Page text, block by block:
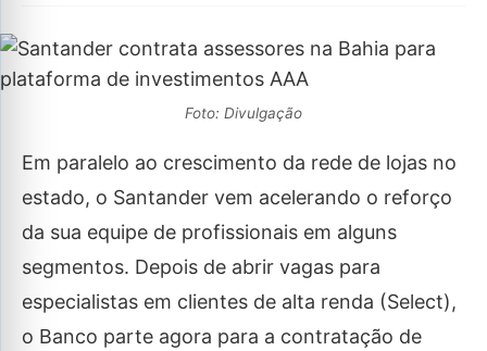
Foto: Divulgação
Em paralelo ao crescimento da rede de lojas no
estado, o Santander vem acelerando o reforço
da sua equipe de profissionais em alguns
segmentos. Depois de abrir vagas para
especialistas em clientes de alta renda (Select),
o Banco parte agora para a contratação de